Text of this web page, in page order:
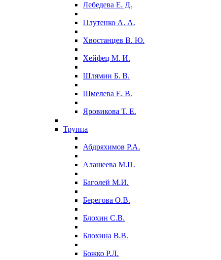
Лебедева Е. Д.
Плутенко А. А.
Хвостанцев В. Ю.
Хейфец М. И.
Шлямин Б. В.
Шмелева Е. В.
Яровикова Т. Е.
Труппа
Абдряхимов Р.А.
Алашеева М.П.
Баголей М.И.
Берегова О.В.
Блохин С.В.
Блохина В.В.
Божко Р.Л.